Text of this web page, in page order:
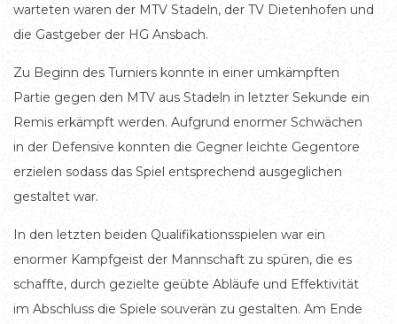
warteten waren der MTV Stadeln, der TV Dietenhofen und
die Gastgeber der HG Ansbach.
Zu Beginn des Turniers konnte in einer umkämpften
Partie gegen den MTV aus Stadeln in letzter Sekunde ein
Remis erkämpft werden. Aufgrund enormer Schwächen
in der Defensive konnten die Gegner leichte Gegentore
erzielen sodass das Spiel entsprechend ausgeglichen
gestaltet war.
In den letzten beiden Qualifikationsspielen war ein
enormer Kampfgeist der Mannschaft zu spüren, die es
schaffte, durch gezielte geübte Abläufe und Effektivität
im Abschluss die Spiele souverän zu gestalten. Am Ende